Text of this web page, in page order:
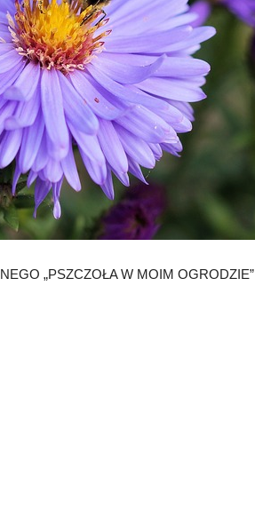
„PSZCZOŁA W MOIM OGRODZIE”